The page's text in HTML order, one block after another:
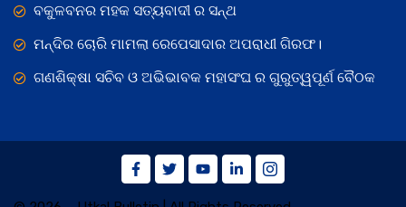
ବକୁଳବନର ମହକ ସତ୍ୟବାଦୀ ର ସନ୍ଥ
ମନ୍ଦିର ଚୋରି ମାମଲା ରେପେସାଦାର ଅପରାଧୀ ଗିରଫ।
ଗଣଶିକ୍ଷା ସଚିବ ଓ ଅଭିଭାବକ ମହାସଂଘ ର ଗୁରୁତ୍ୱପୂର୍ଣ ବୈଠକ